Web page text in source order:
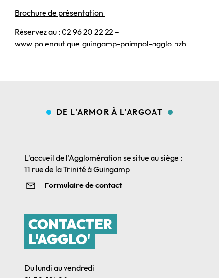
Brochure de présentation
Réservez au :02 96 20 22 22 –
www.polenautique.guingamp-paimpol-agglo.bzh
DE L'ARMOR À L'ARGOAT
L'accueil de l'Agglomération se situe au siège :
11 rue de la Trinité à Guingamp
Formulaire de contact
CONTACTER
L'AGGLO'
Du lundi au vendredi